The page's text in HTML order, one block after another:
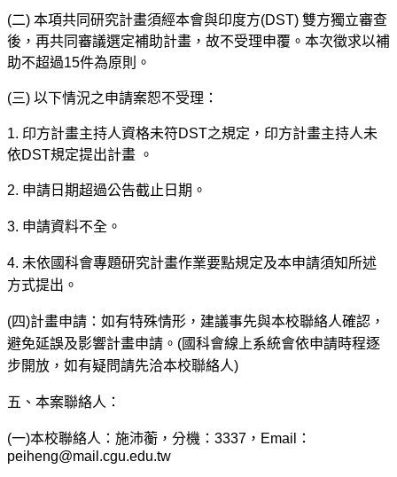
(二) 本項共同研究計畫須經本會與印度方(DST) 雙方獨立審查
後，再共同審議選定補助計畫，故不受理申覆。本次徵求以補
助不超過15件為原則。
(三) 以下情況之申請案恕不受理：
1. 印方計畫主持人資格未符DST之規定，印方計畫主持人未
依DST規定提出計畫 。
2. 申請日期超過公告截止日期。
3. 申請資料不全。
4. 未依國科會專題研究計畫作業要點規定及本申請須知所述
方式提出。
(四)計畫申請：如有特殊情形，建議事先與本校聯絡人確認，
避免延誤及影響計畫申請。(國科會線上系統會依申請時程逐
步開放，如有疑問請先洽本校聯絡人)
五、本案聯絡人：
(一)本校聯絡人：施沛蘅，分機：3337，Email：
peiheng@mail.cgu.edu.tw